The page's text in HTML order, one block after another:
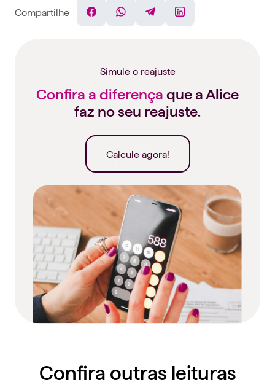
Compartilhe
FacebookWhatsAppTelegramLinkedin
Simule o reajuste
Confira a diferença que a Alice
faz no seu reajuste.
Calcule agora!
Confira outras leituras